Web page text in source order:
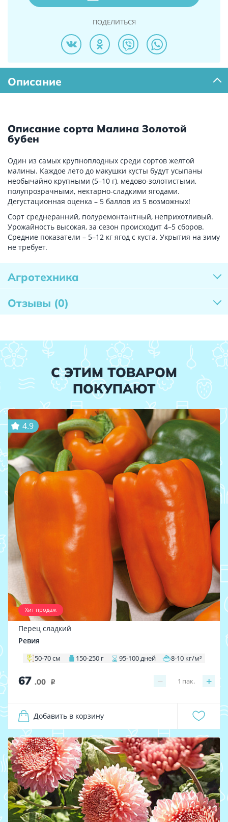
ПОДЕЛИТЬСЯ
Описание
Описание сорта Малина Золотой
бубен
Один из самых крупноплодных среди сортов желтой
малины. Каждое лето до макушки кусты будут усыпаны
необычайно крупными (5–10 г), медово-золотистыми,
полупрозрачными, нектарно-сладкими ягодами.
Дегустационная оценка – 5 баллов из 5 возможных!
Сорт среднеранний, полуремонтантный, неприхотливый.
Урожайность высокая, за сезон происходит 4–5 сборов.
Средние показатели – 5–12 кг ягод с куста. Укрытия на зиму
не требует.
Агротехника
Отзывы (0)
С ЭТИМ ТОВАРОМ
ПОКУПАЮТ
Хит продаж
4.9
Перец сладкий
Ревия
50-70 см 150-250 г 95-100 дней 8-10 кг/м²
67 .00 i − +
1 пак.
Добавить в корзину